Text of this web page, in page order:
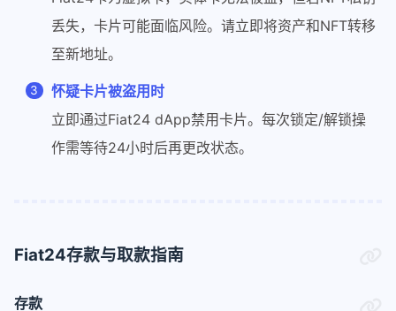
丢失，卡片可能面临风险。请立即将资产和NFT转移
至新地址。
怀疑卡片被盗用时
立即通过Fiat24 dApp禁用卡片。每次锁定/解锁操
作需等待24小时后再更改状态。
Fiat24存款与取款指南
存款